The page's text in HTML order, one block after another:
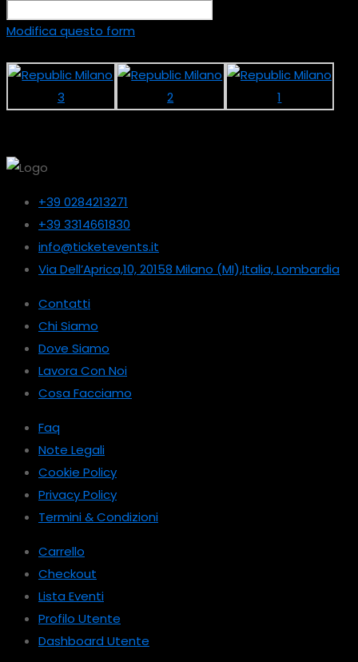
Modifica questo form
+39 0284213271
+39 3314661830
info@ticketevents.it
Via Dell’Aprica,10, 20158 Milano (MI),Italia, Lombardia
Contatti
Chi Siamo
Dove Siamo
Lavora Con Noi
Cosa Facciamo
Faq
Note Legali
Cookie Policy
Privacy Policy
Termini & Condizioni
Carrello
Checkout
Lista Eventi
Profilo Utente
Dashboard Utente